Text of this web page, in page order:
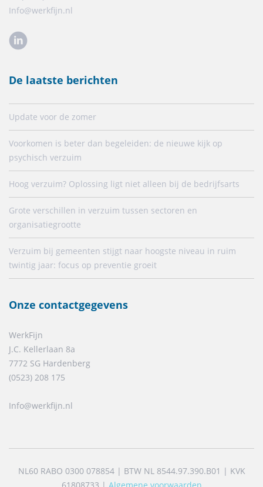
Info@werkfijn.nl
De laatste berichten
Update voor de zomer
Voorkomen is beter dan begeleiden: de nieuwe kijk op
psychisch verzuim
Hoog verzuim? Oplossing ligt niet alleen bij de bedrijfsarts
Grote verschillen in verzuim tussen sectoren en
organisatiegrootte
Verzuim bij gemeenten stijgt naar hoogste niveau in ruim
twintig jaar: focus op preventie groeit
Onze contactgegevens
WerkFijn
J.C. Kellerlaan 8a
7772 SG Hardenberg
(0523) 208 175
Info@werkfijn.nl
NL60 RABO 0300 078854 | BTW NL 8544.97.390.B01 | KVK
61808733 | Algemene voorwaarden